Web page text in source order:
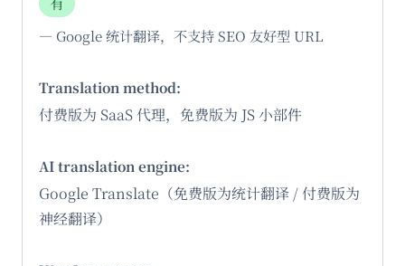
— Google 统计翻译，不支持 SEO 友好型 URL
付费版为 SaaS 代理，免费版为 JS 小部件
Google Translate（免费版为统计翻译 / 付费版为
神经翻译）